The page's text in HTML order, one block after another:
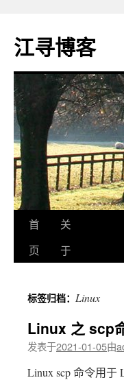
江寻博客
跳
文
首
页
关
于
标签归档： Linux
Linux 之 scp
发表于2021-01-05由
Linux scp 命令用